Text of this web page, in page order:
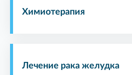
Химиотерапия
Лечение рака желудка